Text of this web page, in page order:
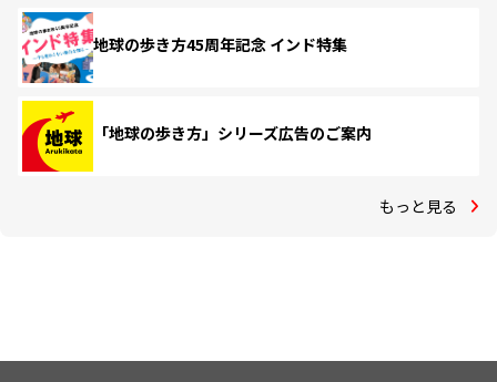
地球の歩き方45周年記念 インド特集
「地球の歩き方」シリーズ広告のご案内
もっと見る